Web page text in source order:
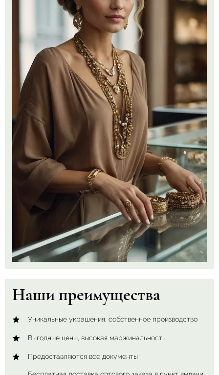
Наши преимущества
Уникальные украшения, собственное производство
Выгодные цены, высокая маржинальность
Предоставляются все документы